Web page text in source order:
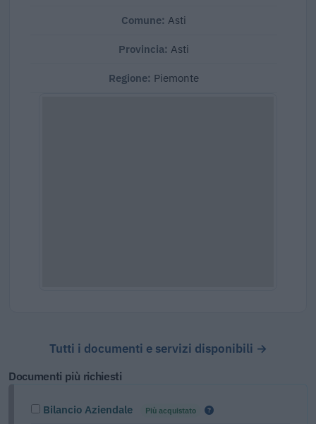
Comune: Asti
Provincia: Asti
Regione: Piemonte
Tutti i documenti e servizi disponibili →
Documenti più richiesti
Bilancio Aziendale Più acquistato